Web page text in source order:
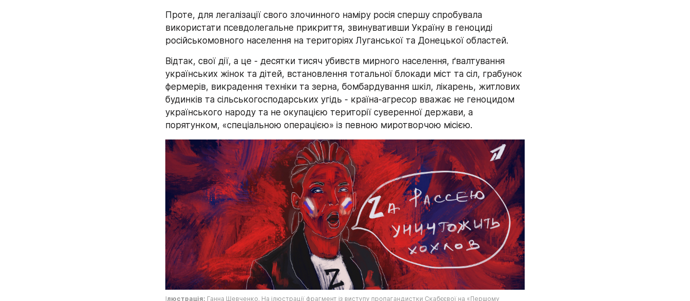
Проте, для легалізації свого злочинного наміру росія спершу спробувала
використати псевдолегальне прикриття, звинувативши Україну в геноциді
російськомовного населення на територіях Луганської та Донецької областей.
Відтак, свої дії, а це - десятки тисяч убивств мирного населення, ґвалтування
українських жінок та дітей, встановлення тотальної блокади міст та сіл, грабунок
фермерів, викрадення техніки та зерна, бомбардування шкіл, лікарень, житлових
будинків та сільськогосподарських угідь - країна-агресор вважає не геноцидом
українського народу та не окупацією території суверенної держави, а
порятунком, «спеціальною операцією» із певною миротворчою місією.
Ілюстрація: Ганна Шевченко. На ілюстрації фрагмент із виступу пропагандистки Скабєєвої на «Першому